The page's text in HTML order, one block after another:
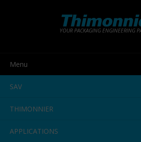
YOUR PACKAGING ENGINEERING
Menu
SAV
THIMONNIER
APPLICATIONS